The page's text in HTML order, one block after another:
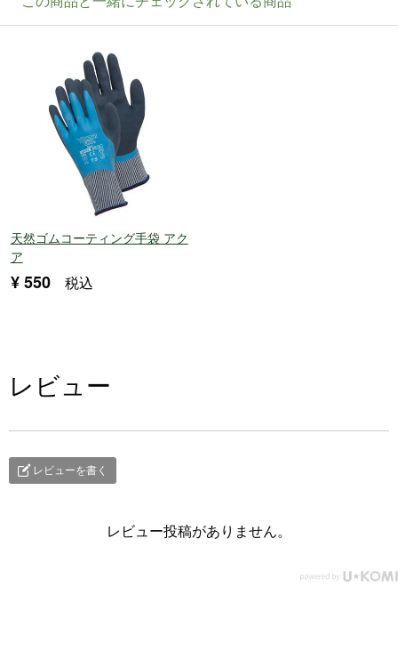
天然ゴムコーティング手袋 アク
ア
¥ 550 税込
レビュー
レビューを書く
レビュー投稿がありません。